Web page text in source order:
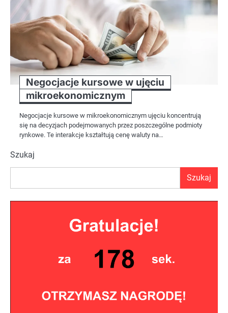
Negocjacje kursowe w ujęciu
mikroekonomicznym
Negocjacje kursowe w mikroekonomicznym ujęciu koncentrują
się na decyzjach podejmowanych przez poszczególne podmioty
rynkowe. Te interakcje kształtują cenę waluty na…
Szukaj
Szukaj